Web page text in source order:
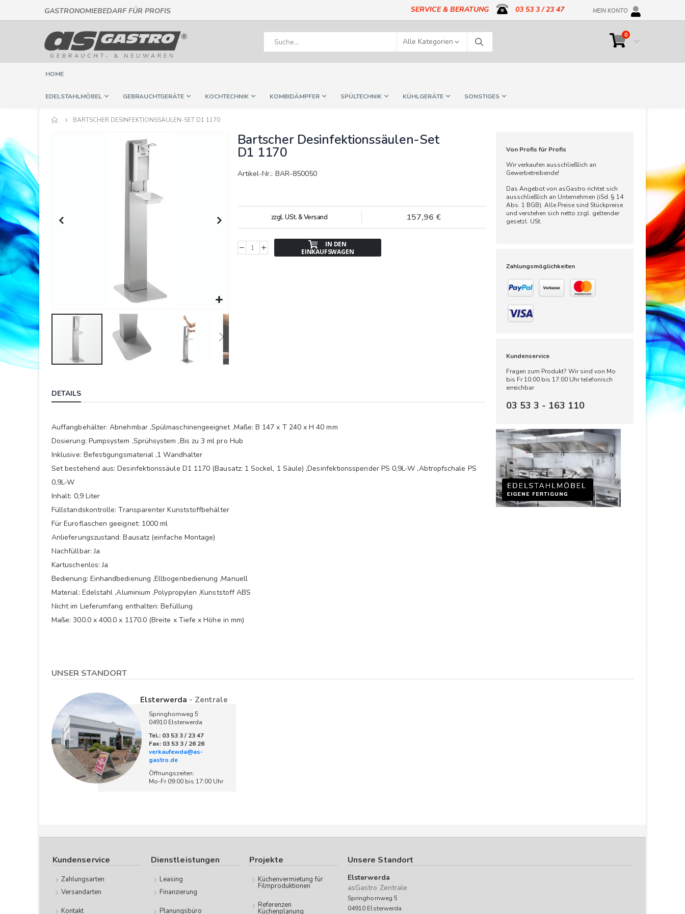
GASTRONOMIEBEDARF FÜR PROFIS
zum
Inhalt
SERVICE & BERATUNG 03 53 3 / 23 47 MEIN KONTO
Cart
0Artikel
Suche
HOME
EDELSTAHLMÖBEL GEBRAUCHTGERÄTE KOCHTECHNIK KOMBIDÄMPFER SPÜLTECHNIK KÜHLGERÄTE SONSTIGES
BARTSCHER DESINFEKTIONSSÄULEN-SET D1 1170
Anfang
Bartscher Desinfektionssäulen-Set
D1 1170
Artikel-Nr.: BAR-850050
157,96 €
zzgl. USt. & Versand
IN DEN
EINKAUFSWAGEN
DETAILS
Auffangbehälter: Abnehmbar ,Spülmaschinengeeignet ,Maße: B 147 x T 240 x H 40 mm
Dosierung: Pumpsystem ,Sprühsystem ,Bis zu 3 ml pro Hub
Inklusive: Befestigungsmaterial ,1 Wandhalter
Set bestehend aus: Desinfektionssäule D1 1170 (Bausatz: 1 Sockel, 1 Säule) ,Desinfektionsspender PS 0,9L-W ,Abtropfschale PS
0,9L-W
Inhalt: 0,9 Liter
Füllstandskontrolle: Transparenter Kunststoffbehälter
Für Euroflaschen geeignet: 1000 ml
Anlieferungszustand: Bausatz (einfache Montage)
Nachfüllbar: Ja
Kartuschenlos: Ja
Bedienung: Einhandbedienung ,Ellbogenbedienung ,Manuell
Material: Edelstahl ,Aluminium ,Polypropylen ,Kunststoff ABS
Nicht im Lieferumfang enthalten: Befüllung
Maße: 300.0 x 400.0 x 1170.0 (Breite x Tiefe x Höhe in mm)
Von Profis für Profis
Wir verkaufen ausschließlich an
Gewerbetreibende!
Das Angebot von asGastro richtet sich
ausschließlich an Unternehmen (iSd. § 14
Abs. 1 BGB). Alle Preise sind Stückpreise
und verstehen sich netto zzgl. geltender
gesetzl. USt.
Zahlungsmöglichkeiten
Kundenservice
Fragen zum Produkt? Wir sind von Mo
bis Fr 10:00 bis 17:00 Uhr telefonisch
erreichbar
03 53 3 - 163 110
UNSER STANDORT
Elsterwerda - Zentrale
Springhornweg 5
04910 Elsterwerda
Tel.: 03 53 3 / 23 47
Fax: 03 53 3 / 26 26
verkaufewda@as-
gastro.de
Öffnungszeiten:
Mo-Fr 09:00 bis 17:00 Uhr
Kundenservice
Zahlungsarten
Versandarten
Kontakt
Dienstleistungen
Leasing
Finanzierung
Planungsbüro
Projekte
Küchenvermietung für
Filmproduktionen
Referenzen
Küchenplanung
Unsere Standort
Elsterwerda
asGastro Zentrale
Springhornweg 5
04910 Elsterwerda